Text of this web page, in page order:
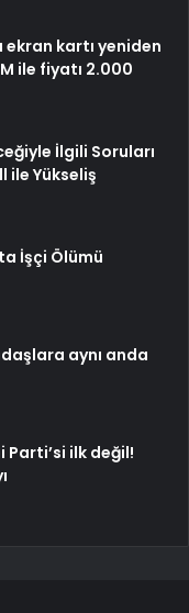
ekran kartı yeniden
ile fiyatı 2.000
İlgili Soruları
ile Yükseliş
İşçi Ölümü
aynı anda
Parti’si ilk değil!